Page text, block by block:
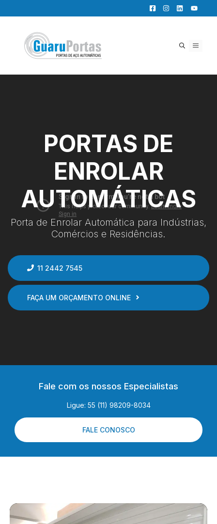
para
conteúdo
MENU
PORTAS DE
ENROLAR
AUTOMÁTICAS
Porta de Enrolar Automática para Indústrias,
Comércios e Residências.
11 2442 7545
FAÇA UM ORÇAMENTO ONLINE
Fale com os nossos Especialistas
Ligue: 55 (11) 98209-8034
FALE CONOSCO